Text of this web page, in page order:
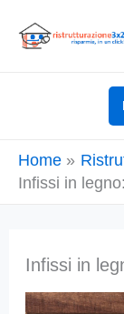
Home
Infissi in
Infissi in